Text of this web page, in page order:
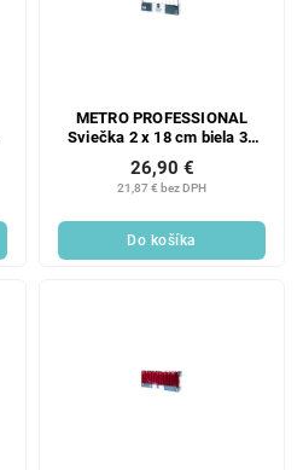
METRO PROFESSIONAL
Sviečka 2 x 18 cm biela 30
ks
21,87 € bez DPH
26,90 €
Do košíka